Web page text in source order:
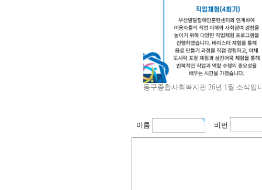
동구종합사회복지관 26년 1월 소식입
이름 비번